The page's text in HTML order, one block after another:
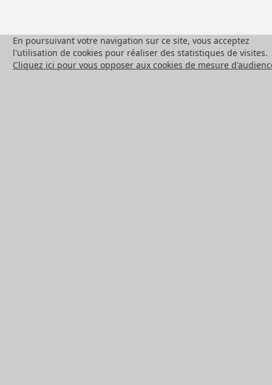
En poursuivant votre navigation sur ce site, vous acceptez
l'utilisation de cookies pour réaliser des statistiques de visites.
Cliquez ici pour vous opposer aux cookies de mesure